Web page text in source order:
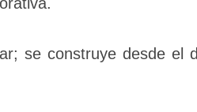
se construye desde el